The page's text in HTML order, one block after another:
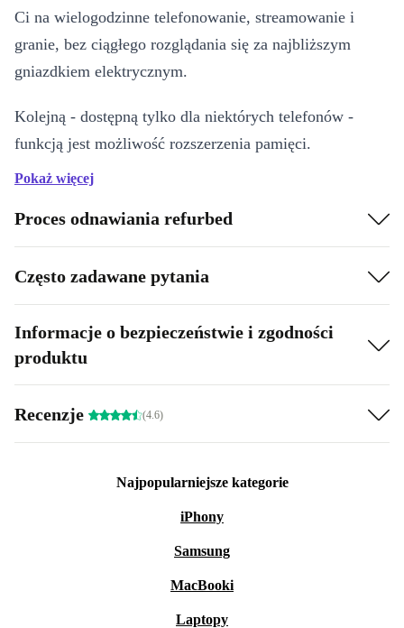
Ci na wielogodzinne telefonowanie, streamowanie i
granie, bez ciągłego rozglądania się za najbliższym
gniazdkiem elektrycznym.
Kolejną - dostępną tylko dla niektórych telefonów -
funkcją jest możliwość rozszerzenia pamięci.
Zintegrowany slot na karty MicroSD umożliwia Ci
wystarczająco dużo miejsca na wszystkie Twoje
ulubione zdjęcia i utwory muzyczne.
Pokaż więcej
Proces odnawiania refurbed
Często zadawane pytania
Informacje o bezpieczeństwie i zgodności
produktu
Recenzje (4.6)
Najpopularniejsze kategorie
iPhony
Samsung
MacBooki
Laptopy